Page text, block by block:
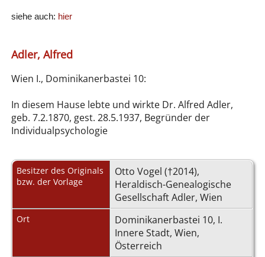
siehe auch: hier
Adler, Alfred
Wien I., Dominikanerbastei 10:
In diesem Hause lebte und wirkte Dr. Alfred Adler,
geb. 7.2.1870, gest. 28.5.1937, Begründer der
Individualpsychologie
Besitzer des Originals
bzw. der Vorlage
Otto Vogel (†2014),
Heraldisch-Genealogische
Gesellschaft Adler, Wien
Ort
Dominikanerbastei 10, I.
Innere Stadt, Wien,
Österreich